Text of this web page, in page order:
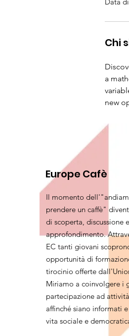
Chi
a
new
Europe Cafè
Il momento
prendere un caffè"
di scoperta, discussione e
approfondimento.
EC tanti giovani
opportunità di
tirocinio offerte
Miriamo a coinvolgere i
partecipazione ad
affinché siano informati
vita sociale e